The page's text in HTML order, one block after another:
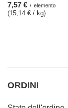
7,57 € / elemento
(15,14 € / kg)
ORDINI